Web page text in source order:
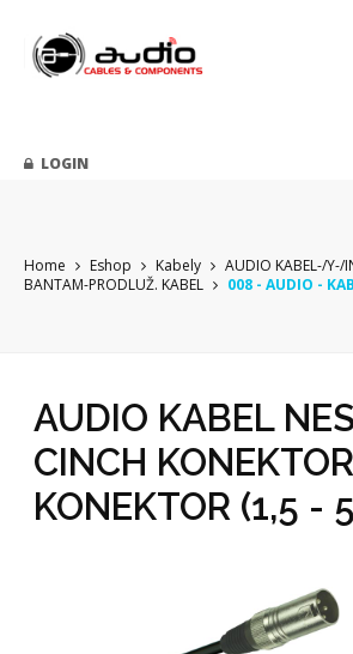
LOGIN
Home Eshop Kabely
AUDIO KABEL-/Y-/
BANTAM-PRODLUŽ. KABEL
008 - AUDIO -
AUDIO KABEL
CINCH
KONEKTOR (1,5 -